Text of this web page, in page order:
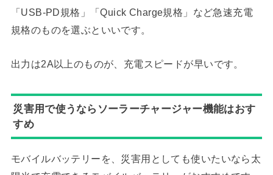
「USB-PD規格」「Quick Charge規格」など急速充電
規格のものを選ぶといいです。
出力は2A以上のものが、充電スピードが早いです。
災害用で使うならソーラーチャージャー機能はおす
すめ
モバイルバッテリーを、災害用としても使いたいなら太